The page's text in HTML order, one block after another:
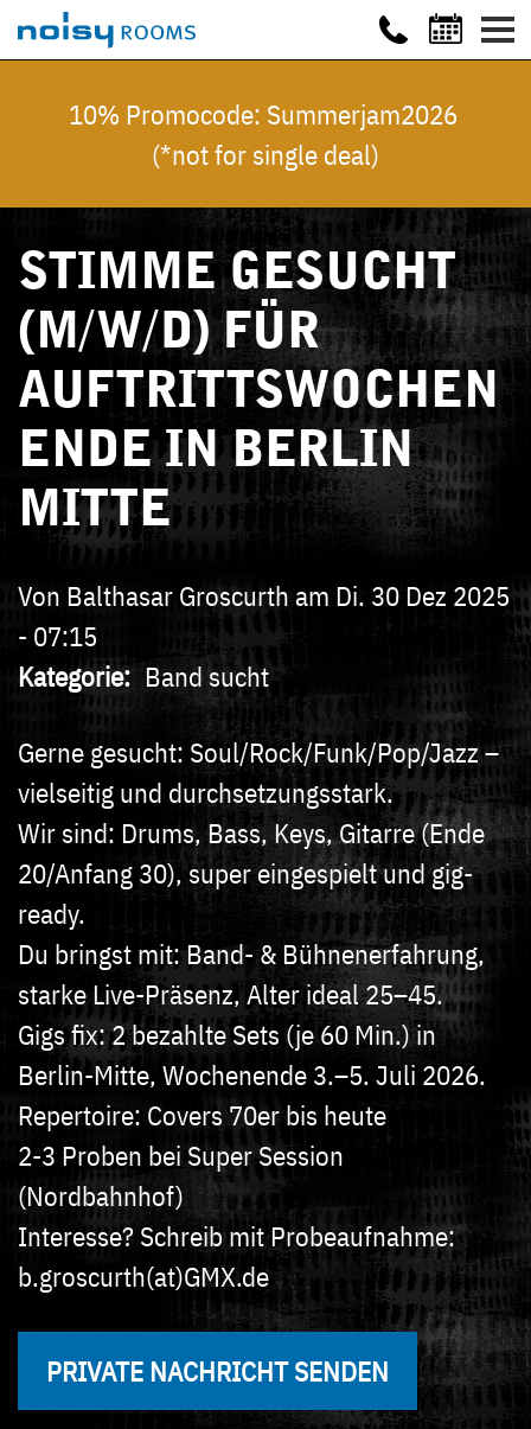
10% Promocode: Summerjam2026
(*not for single deal)
STIMME GESUCHT
(M/W/D) FÜR
AUFTRITTSWOCHEN
ENDE IN BERLIN
MITTE
Von Balthasar Groscurth am Di. 30 Dez 2025
- 07:15
Kategorie
Band sucht
Gerne gesucht: Soul/Rock/Funk/Pop/Jazz –
vielseitig und durchsetzungsstark.
Wir sind: Drums, Bass, Keys, Gitarre (Ende
20/Anfang 30), super eingespielt und gig-
ready.
Du bringst mit: Band- & Bühnenerfahrung,
starke Live-Präsenz, Alter ideal 25–45.
Gigs fix: 2 bezahlte Sets (je 60 Min.) in
Berlin-Mitte, Wochenende 3.–5. Juli 2026.
Repertoire: Covers 70er bis heute
2-3 Proben bei Super Session
(Nordbahnhof)
Interesse? Schreib mit Probeaufnahme:
b.groscurth(at)GMX.de
PRIVATE NACHRICHT SENDEN